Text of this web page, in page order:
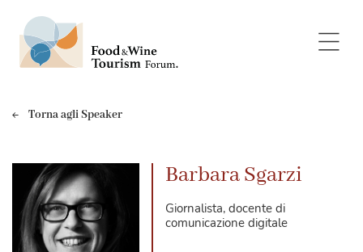
Torna agli Speaker
Barbara Sgarzi
Giornalista, docente di
comunicazione digitale